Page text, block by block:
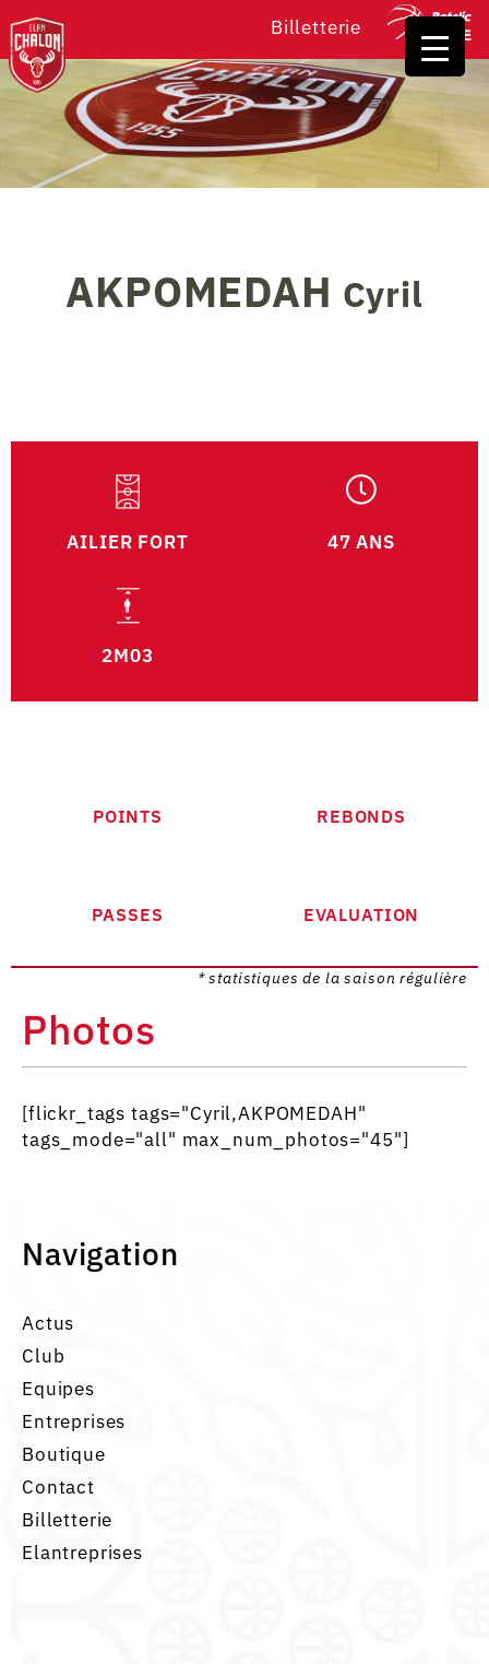
Billetterie
AKPOMEDAH Cyril
AILIER FORT 47 ANS
2M03
POINTS REBONDS
PASSES EVALUATION
* statistiques de la saison régulière
Photos
[flickr_tags tags="Cyril,AKPOMEDAH"
tags_mode="all" max_num_photos="45"]
Navigation
Actus
Club
Equipes
Entreprises
Boutique
Contact
Billetterie
Elantreprises